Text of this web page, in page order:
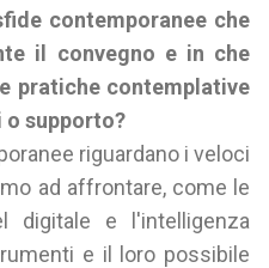
contemporanee che
il convegno e in che
pratiche contemplative
supporto?
riguardano i veloci
ad affrontare, come le
digitale e l'intelligenza
e il loro possibile